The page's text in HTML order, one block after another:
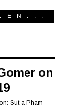
on
Sut a Pham